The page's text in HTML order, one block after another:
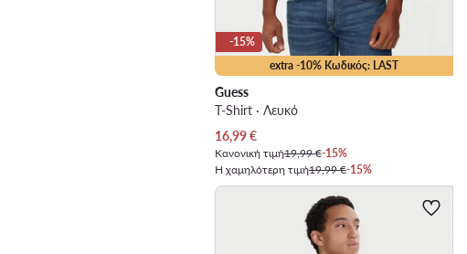
extra -10% Κωδικός: LAST
-15%
Guess
T-Shirt · Λευκό
Τρέχουσα τιμή
16,99€
Κανονική τιμή19,99 €-15%
Η χαμηλότερη τιμή19,99 €-15%